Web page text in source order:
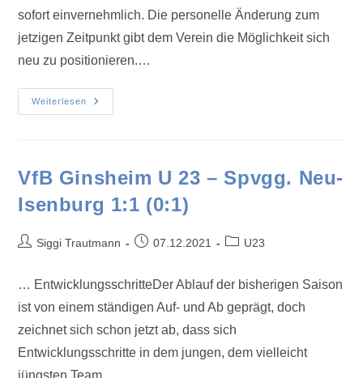
sofort einvernehmlich. Die personelle Änderung zum
jetzigen Zeitpunkt gibt dem Verein die Möglichkeit sich
neu zu positionieren.…
Weiterlesen
VfB Ginsheim U 23 – Spvgg. Neu-
Isenburg 1:1 (0:1)
Siggi Trautmann 07.12.2021 U23
… EntwicklungsschritteDer Ablauf der bisherigen Saison
ist von einem ständigen Auf- und Ab geprägt, doch
zeichnet sich schon jetzt ab, dass sich
Entwicklungsschritte in dem jungen, dem vielleicht
jüngsten Team…